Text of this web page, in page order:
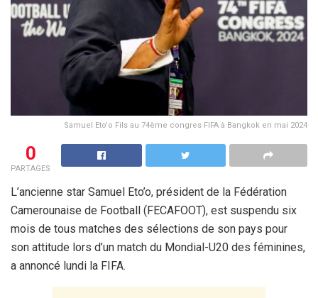
Samuel Eto'o Fils au 74ème congres FIFA à Bangkok en mai 2024
0
PARTAGES
L’ancienne star Samuel Eto’o, président de la Fédération
Camerounaise de Football (FECAFOOT), est suspendu six
mois de tous matches des sélections de son pays pour
son attitude lors d’un match du Mondial-U20 des féminines,
a annoncé lundi la FIFA.